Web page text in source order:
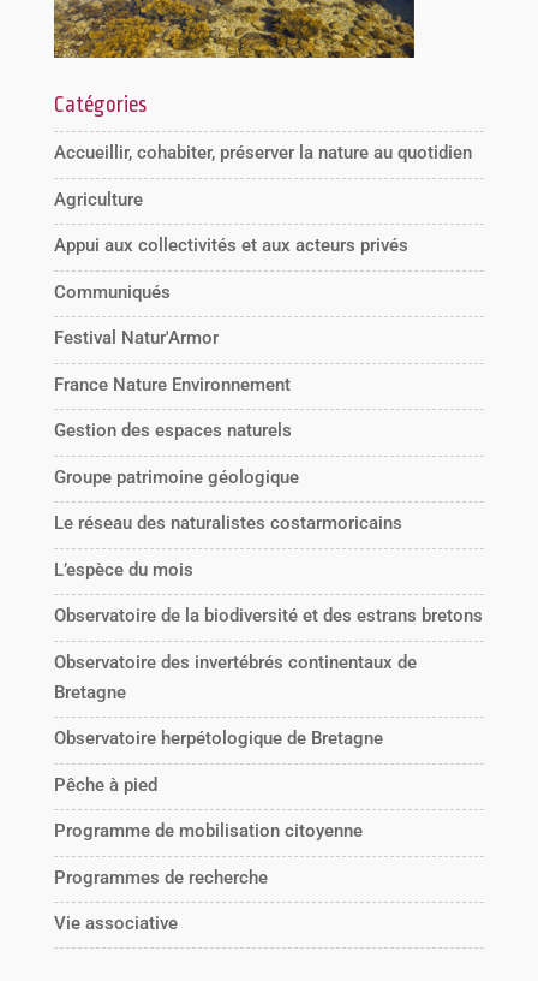
Catégories
Accueillir, cohabiter, préserver la nature au quotidien
Agriculture
Appui aux collectivités et aux acteurs privés
Communiqués
Festival Natur'Armor
France Nature Environnement
Gestion des espaces naturels
Groupe patrimoine géologique
Le réseau des naturalistes costarmoricains
L’espèce du mois
Observatoire de la biodiversité et des estrans bretons
Observatoire des invertébrés continentaux de
Bretagne
Observatoire herpétologique de Bretagne
Pêche à pied
Programme de mobilisation citoyenne
Programmes de recherche
Vie associative